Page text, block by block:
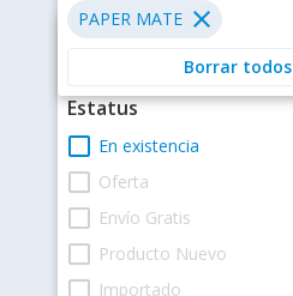
close
PAPER MATE
Borrar todos
Filtros
Estatus
check_box_outline_blank En existencia
check_box_outline_blank Oferta
check_box_outline_blank Envío Gratis
check_box_outline_blank Producto Nuevo
check_box_outline_blank Importado